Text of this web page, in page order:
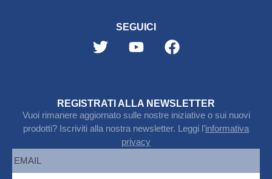
SEGUICI
REGISTRATI ALLA NEWSLETTER
Vuoi rimanere aggiornato sulle nostre iniziative o sui nuovi
prodotti? Iscriviti alla nostra newsletter. Leggi l’informativa
privacy